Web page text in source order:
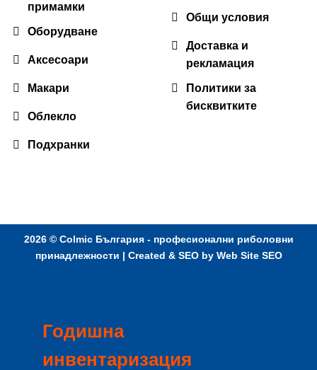
примамки
Оборудване
Аксесоари
Макари
Облекло
Подхранки
Общи условия
Доставка и
рекламация
Политики за
бисквитките
2026 © Colmic България - професионални риболовни
принадлежности | Created & SEO by Web Site SEO
Годишна
инвентаризация